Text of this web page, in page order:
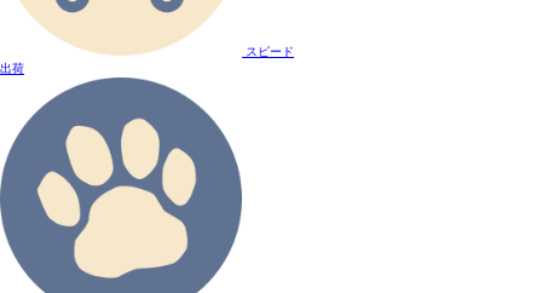
スピード
出荷